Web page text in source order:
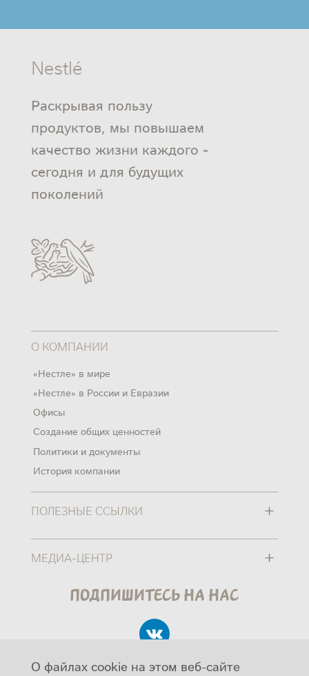
Nestlé
Раскрывая пользу
продуктов, мы повышаем
качество жизни каждого -
сегодня и для будущих
поколений
О КОМПАНИИ
«Нестле» в мире
«Нестле» в России и Евразии
Офисы
Создание общих ценностей
Политики и документы
История компании
ПОЛЕЗНЫЕ ССЫЛКИ +
МЕДИА-ЦЕНТР +
Подпишитесь на нас
О файлах cookie на этом веб-сайте